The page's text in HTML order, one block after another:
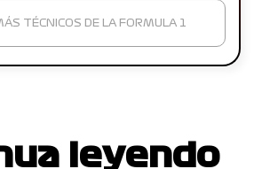
TÉCNICOS DE LA FORMULA 1
leyendo